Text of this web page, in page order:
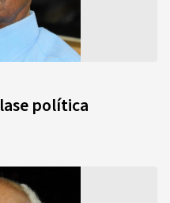
política